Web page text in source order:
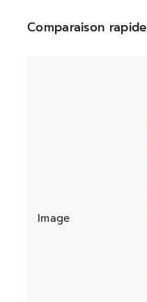
Comparaison rapide
Image